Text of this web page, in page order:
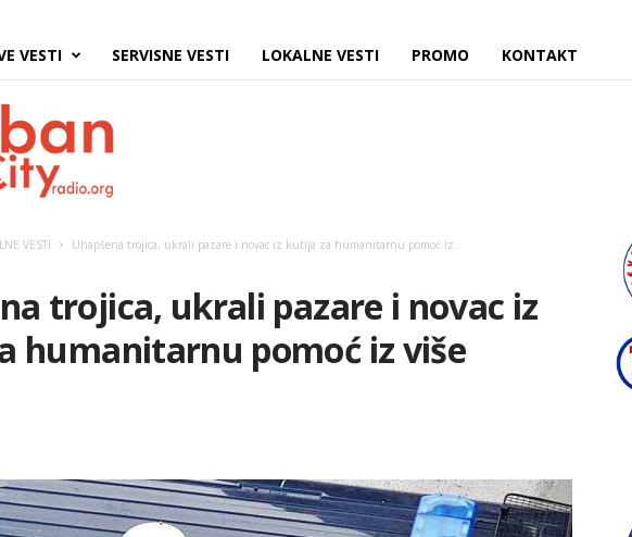
VESTI SERVISNE VESTI LOKALNE VESTI PROMO KONTAKT
VESTI Uhapšena trojica, ukrali pazare i novac iz kutija za humanitarnu pomoć iz...
trojica, ukrali pazare i novac iz
humanitarnu pomoć iz više